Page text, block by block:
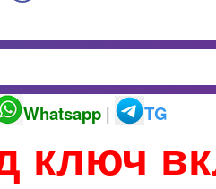
Whatsapp | TG
ключ